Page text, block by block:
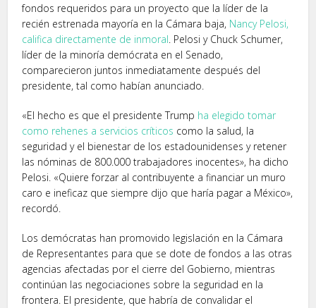
fondos requeridos para un proyecto que la líder de la
recién estrenada mayoría en la Cámara baja, Nancy Pelosi,
califica directamente de inmoral. Pelosi y Chuck Schumer,
líder de la minoría demócrata en el Senado,
comparecieron juntos inmediatamente después del
presidente, tal como habían anunciado.
«El hecho es que el presidente Trump ha elegido tomar
como rehenes a servicios críticos como la salud, la
seguridad y el bienestar de los estadounidenses y retener
las nóminas de 800.000 trabajadores inocentes», ha dicho
Pelosi. «Quiere forzar al contribuyente a financiar un muro
caro e ineficaz que siempre dijo que haría pagar a México»,
recordó.
Los demócratas han promovido legislación en la Cámara
de Representantes para que se dote de fondos a las otras
agencias afectadas por el cierre del Gobierno, mientras
continúan las negociaciones sobre la seguridad en la
frontera. El presidente, que habría de convalidar el